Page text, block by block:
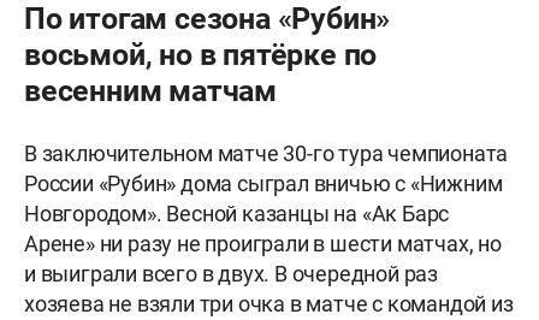
По итогам сезона «Рубин»
восьмой, но в пятёрке по
весенним матчам
В заключительном матче 30-го тура чемпионата
России «Рубин» дома сыграл вничью с «Нижним
Новгородом». Весной казанцы на «Ак Барс
Арене» ни разу не проиграли в шести матчах, но
и выиграли всего в двух. В очередной раз
хозяева не взяли три очка в матче с командой из